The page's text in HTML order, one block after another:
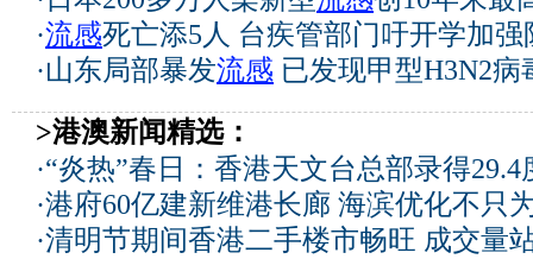
·流感死亡添5人 台疾管部门吁开学加强
·山东局部暴发流感 已发现甲型H3N2病
>港澳新闻精选：
·“炎热”春日：香港天文台总部录得29.4
·港府60亿建新维港长廊 海滨优化不只
·清明节期间香港二手楼市畅旺 成交量